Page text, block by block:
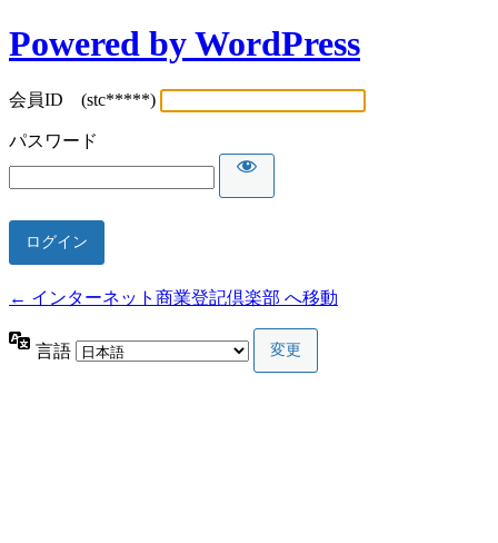
Powered by WordPress
会員ID (stc*****)
パスワード
← インターネット商業登記倶楽部 へ移動
言語